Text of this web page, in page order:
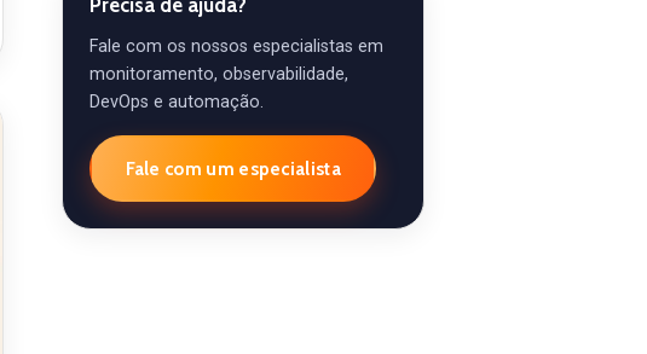
Precisa de ajuda?
Fale com os nossos especialistas em
monitoramento, observabilidade,
DevOps e automação.
Fale com um especialista